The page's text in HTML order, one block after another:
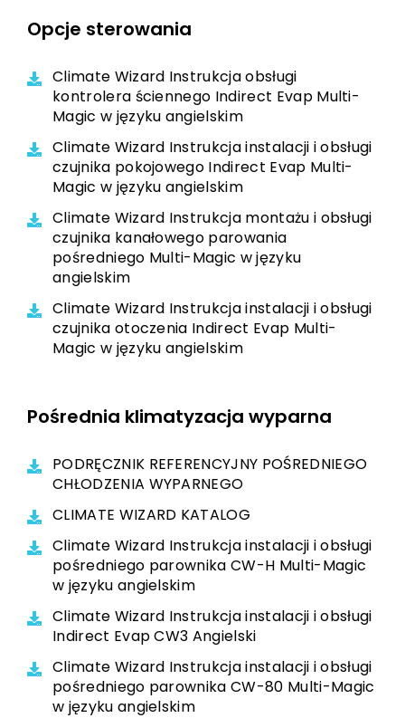
Opcje sterowania
Climate Wizard Instrukcja obsługi
kontrolera ściennego Indirect Evap Multi-
Magic w języku angielskim
Climate Wizard Instrukcja instalacji i obsługi
czujnika pokojowego Indirect Evap Multi-
Magic w języku angielskim
Climate Wizard Instrukcja montażu i obsługi
czujnika kanałowego parowania
pośredniego Multi-Magic w języku
angielskim
Climate Wizard Instrukcja instalacji i obsługi
czujnika otoczenia Indirect Evap Multi-
Magic w języku angielskim
Pośrednia klimatyzacja wyparna
PODRĘCZNIK REFERENCYJNY POŚREDNIEGO
CHŁODZENIA WYPARNEGO
CLIMATE WIZARD KATALOG
Climate Wizard Instrukcja instalacji i obsługi
pośredniego parownika CW-H Multi-Magic
w języku angielskim
Climate Wizard Instrukcja instalacji i obsługi
Indirect Evap CW3 Angielski
Climate Wizard Instrukcja instalacji i obsługi
pośredniego parownika CW-80 Multi-Magic
w języku angielskim